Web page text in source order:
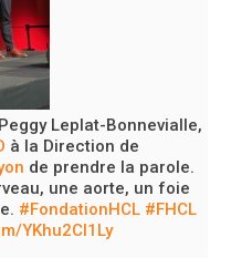
Leplat-Bonnevialle,
à la Direction de
de prendre la parole.
une aorte, un foie
#FondationHCL #FHCL
YKhu2CI1Ly